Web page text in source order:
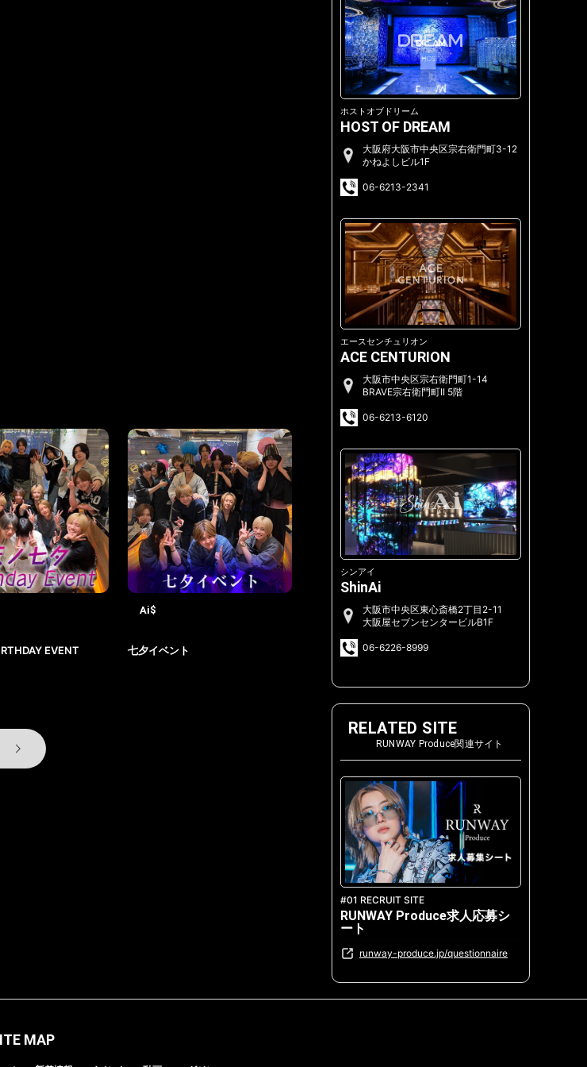
EVENT
Ai$
七夕イベント minami BIRTHDAY EVENT
Ai$
ホストオブドリーム
HOST OF DREAM
大阪府大阪市中央区宗右衛門町3-12
かねよしビル1F
06-6213-2341
エースセンチュリオン
ACE CENTURION
大阪市中央区宗右衛門町1-14
BRAVE宗右衛門町II 5階
06-6213-6120
シンアイ
ShinAi
大阪市中央区東心斎橋2丁目2-11
大阪屋セブンセンタービルB1F
06-6226-8999
RELATED SITE
RUNWAY Produce関連サイト
#01 RECRUIT SITE
RUNWAY Produce求人応募シ
ート
runway-produce.jp/questionnaire
MAP